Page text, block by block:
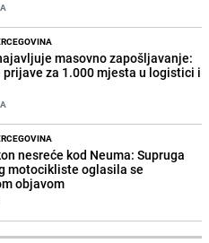
masovno zapošljavanje:
prijave za 1.000 mjesta u logistici i
nesreće kod Neuma: Supruga
motocikliste oglasila se
objavom